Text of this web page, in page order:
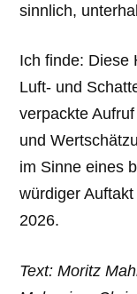
sinnlich,
Ich finde: Diese
Luft- und
verpackte
und
im Sinne eines
würdiger
2026.
Text: Moritz